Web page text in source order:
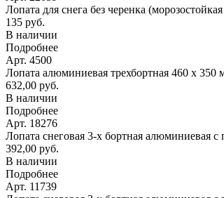
Лопата для снега без черенка
135 руб.
В наличии
Подробнее
Арт. 4500
Лопата алюминиевая трехбортная 460 х 350
632,00 руб.
В наличии
Подробнее
Арт. 18276
Лопата снеговая 3-х бортная алюминиевая
392,00 руб.
В наличии
Подробнее
Арт. 11739